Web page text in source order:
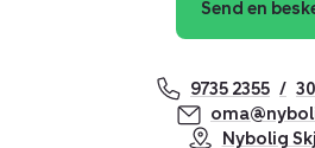
Send en
9735 2355
Nybolig